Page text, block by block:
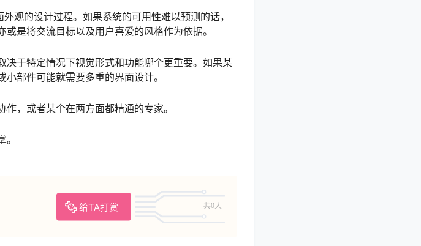
观的设计过程。如果系统的可用性难以预测的话，
是将交流目标以及用户喜爱的风格作为依据。
于特定情况下视觉形式和功能哪个更重要。如果某
部件可能就需要多重的界面设计。
，或者某个在两方面都精通的专家。
给TA打赏 共0人